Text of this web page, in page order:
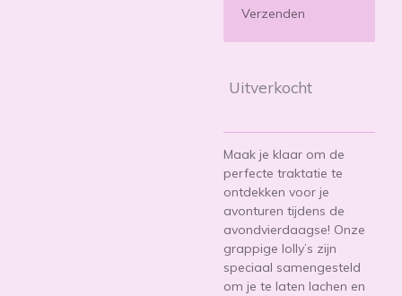
Verzenden
Uitverkocht
Maak je klaar om de
perfecte traktatie te
ontdekken voor je
avonturen tijdens de
avondvierdaagse! Onze
grappige lolly’s zijn
speciaal samengesteld
om je te laten lachen en